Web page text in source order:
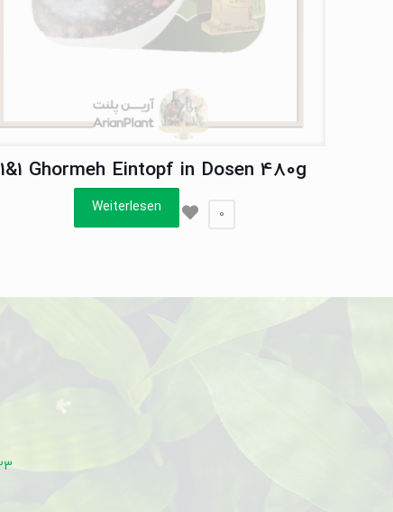
1&1 Ghormeh Eintopf in Dosen 480g
Weiterlesen 0